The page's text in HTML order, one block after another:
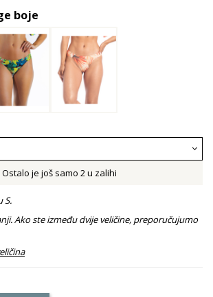
boje
Ostalo je još samo 2 u zalihi
S.
Ako ste između dvije veličine, preporučujumo